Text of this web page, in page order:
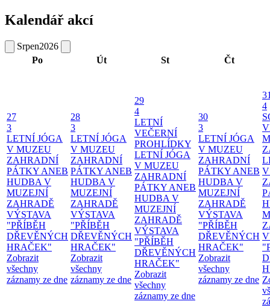
Kalendář akcí
Srpen2026
Po
Út St Čt
27
3
LETNÍ JÓGA
V MUZEU
ZAHRADNÍ
PÁTKY ANEB
HUDBA V
MUZEJNÍ
ZAHRADĚ
VÝSTAVA
"PŘÍBĚH
DŘEVĚNÝCH
HRAČEK"
Zobrazit
všechny
záznamy ze dne
28
3
LETNÍ JÓGA
V MUZEU
ZAHRADNÍ
PÁTKY ANEB
HUDBA V
MUZEJNÍ
ZAHRADĚ
VÝSTAVA
"PŘÍBĚH
DŘEVĚNÝCH
HRAČEK"
Zobrazit
všechny
záznamy ze dne
29
4
LETNÍ
VEČERNÍ
PROHLÍDKY
LETNÍ JÓGA
V MUZEU
ZAHRADNÍ
PÁTKY ANEB
HUDBA V
MUZEJNÍ
ZAHRADĚ
VÝSTAVA
"PŘÍBĚH
DŘEVĚNÝCH
HRAČEK"
Zobrazit
všechny
záznamy ze dne
30
3
LETNÍ JÓGA
V MUZEU
ZAHRADNÍ
PÁTKY ANEB
HUDBA V
MUZEJNÍ
ZAHRADĚ
VÝSTAVA
"PŘÍBĚH
DŘEVĚNÝCH
HRAČEK"
Zobrazit
všechny
záznamy ze dne
4